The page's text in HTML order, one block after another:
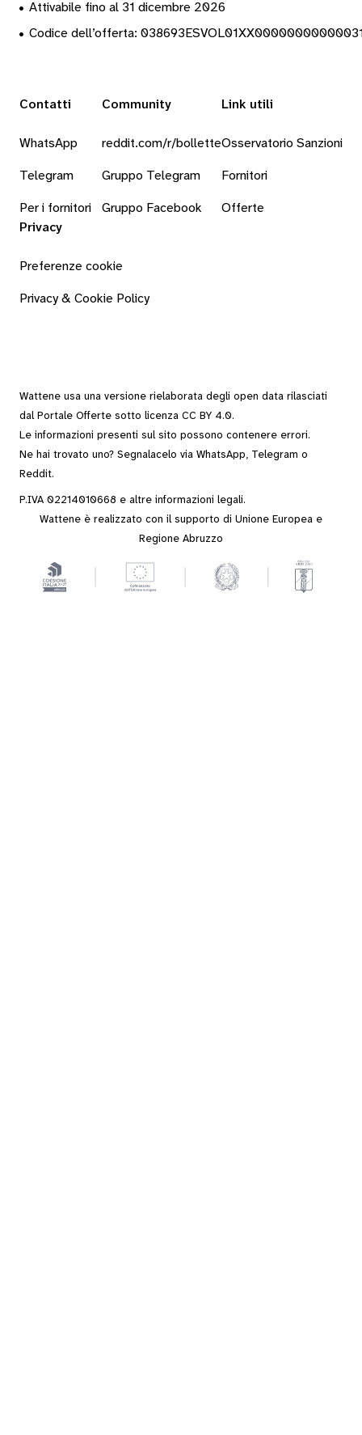
• Attivabile fino al 31 dicembre 2026
• Codice dell’offerta:
Contatti
WhatsApp
Telegram
Per i fornitori
Community
reddit.com/r/bollette
Gruppo Telegram
Gruppo Facebook
Link utili
Osservatorio Sanzioni
Fornitori
Offerte
Privacy
Preferenze cookie
Privacy & Cookie Policy
Wattene usa una versione rielaborata degli open data rilasciati
dal Portale Offerte sotto licenza CC BY 4.0.
Le informazioni presenti sul sito possono contenere errori.
Ne hai trovato uno? Segnalacelo via WhatsApp, Telegram o
Reddit.
P.IVA 02214010668 e altre informazioni legali.
Wattene è realizzato con il supporto di Unione Europea e
Regione Abruzzo